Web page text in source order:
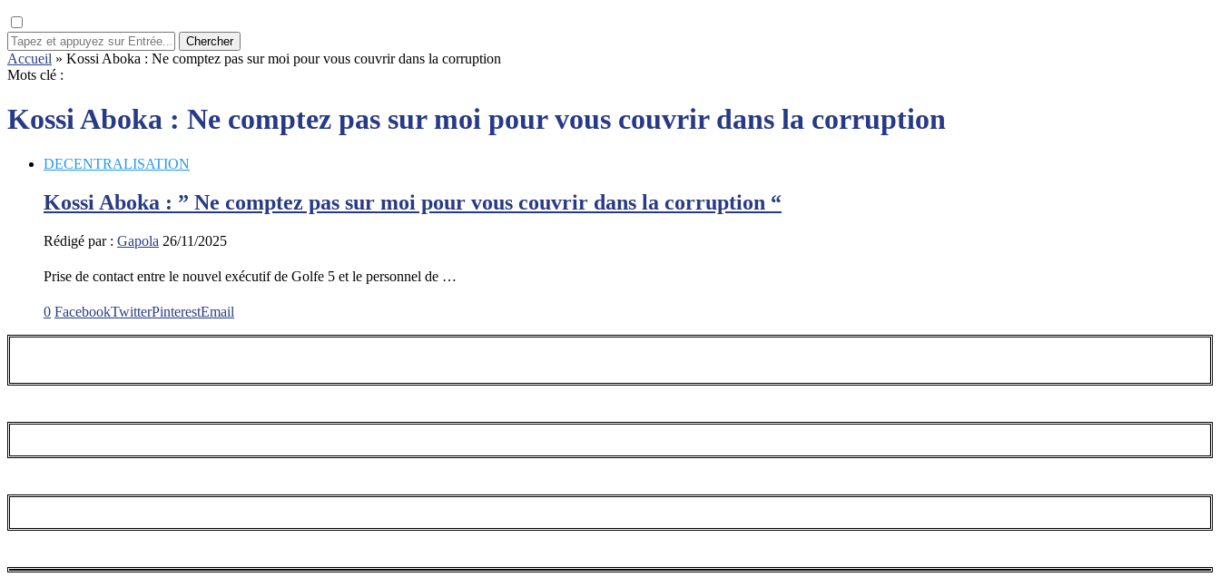
Chercher
Accueil » Kossi Aboka : Ne comptez pas sur moi pour vous couvrir dans la corruption
Mots clé :
Kossi Aboka : Ne comptez pas sur moi pour vous couvrir dans la corruption
DECENTRALISATION
Kossi Aboka : ” Ne comptez pas sur moi pour vous couvrir dans la corruption “
Rédigé par : Gapola 26/11/2025
Prise de contact entre le nouvel exécutif de Golfe 5 et le personnel de …
0 FacebookTwitterPinterestEmail